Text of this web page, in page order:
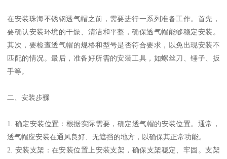
在安装珠海不锈钢透气帽之前，需要进行一系列准备工作。首先，
要确认安装环境的干燥、清洁和平整，确保透气帽能够稳定安装。
其次，要检查透气帽的规格和型号是否符合要求，以免出现安装不
匹配的情况。最后，准备好所需的安装工具，如螺丝刀、锤子、扳
手等。
二、安装步骤
1. 确定安装位置：根据实际需要，确定透气帽的安装位置。通常，
透气帽应安装在通风良好、无遮挡的地方，以确保其正常功能。
2. 安装支架：在安装位置上安装支架，确保支架稳定、牢固。支架